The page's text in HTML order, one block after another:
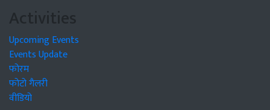
Activities
Upcoming Events
Events Update
फोरम
फोटो गैलरी
वीडियो